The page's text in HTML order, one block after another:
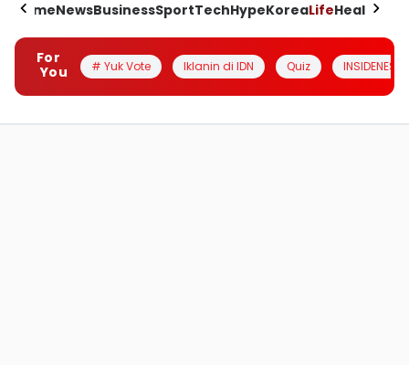
HomeNewsBusinessSportTechHypeKoreaLifeHealth
For
You
# Yuk Vote Iklanin di IDN Quiz INSIDENESIA